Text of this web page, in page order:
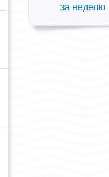
за неделю